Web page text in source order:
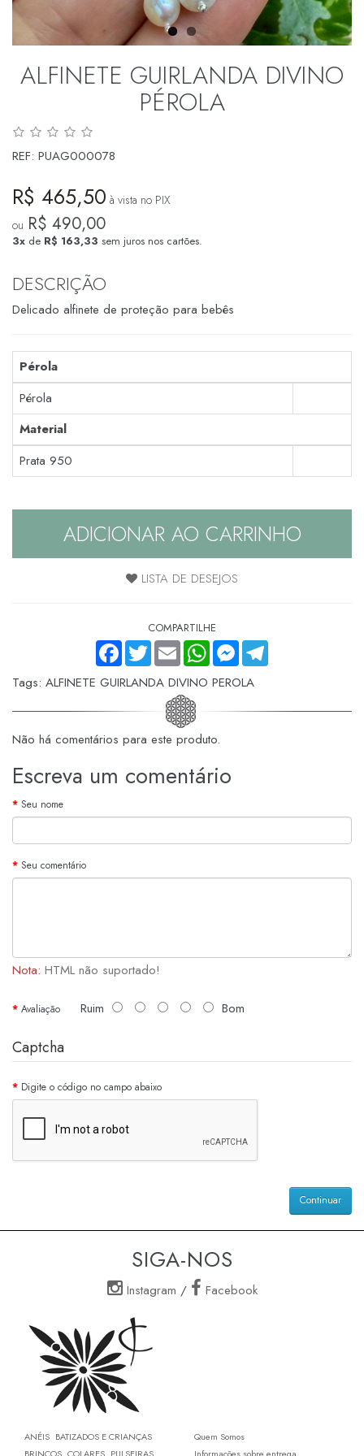
ALFINETE GUIRLANDA DIVINO
PÉROLA
REF: PUAG000078
R$ 465,50 à vista no PIX
ou R$ 490,00
3x de R$ 163,33 sem juros nos cartões.
DESCRIÇÃO
Delicado alfinete de proteção para bebês
Pérola
Pérola
Material
Prata 950
ADICIONAR AO CARRINHO
LISTA DE DESEJOS
COMPARTILHE
FACEBOOKTWITTEREMAIL WHATSAPPMESSENGER
TELEGRAM
Tags: ALFINETE GUIRLANDA DIVINO PEROLA
Não há comentários para este produto.
Escreva um comentário
Seu nome
Seu comentário
Nota: HTML não suportado!
Avaliação Ruim Bom
Captcha
Digite o código no campo abaixo
Continuar
SIGA-NOS
Instagram / Facebook
ANÉIS BATIZADOS E CRIANÇAS
Quem Somos